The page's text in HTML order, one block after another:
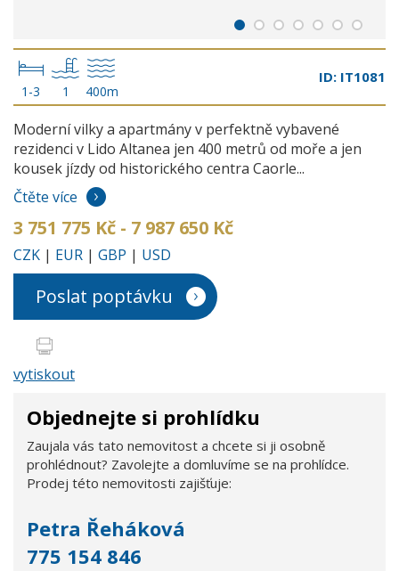
1-3 1 400m
ID: IT1081
Moderní vilky a apartmány v perfektně vybavené
rezidenci v Lido Altanea jen 400 metrů od moře a jen
kousek jízdy od historického centra Caorle...
Čtěte více
3 751 775 Kč - 7 987 650 Kč
CZK | EUR | GBP | USD
Poslat poptávku
vytiskout
Objednejte si prohlídku
Zaujala vás tato nemovitost a chcete si ji osobně
prohlédnout? Zavolejte a domluvíme se na prohlídce.
Prodej této nemovitosti zajišťuje:
Petra Řeháková
775 154 846